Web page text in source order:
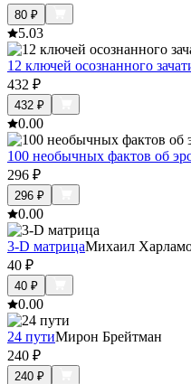
80 ₽
5.03
12 ключей осознанного
432 ₽
432 ₽
0.00
100 необычных фактов об
296 ₽
296 ₽
0.00
3-D матрицаМихаил
40 ₽
40 ₽
0.00
24 путиМирон Брейтман
240 ₽
240 ₽